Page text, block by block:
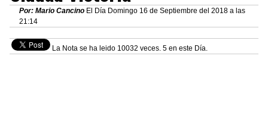
Por: Mario Cancino El Día Domingo 16 de Septiembre del 2018 a las
21:14
La Nota se ha leido 10032 veces. 5 en este Día.